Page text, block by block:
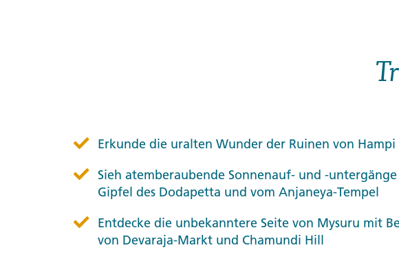
Erkunde die uralten Wunder der Ruinen von Hampi
Sieh atemberaubende Sonnenauf- und -
Gipfel des Dodapetta und vom Anjaneya-Tempel
Entdecke die unbekanntere Seite von Mysuru mit
von Devaraja-Markt und Chamundi Hill